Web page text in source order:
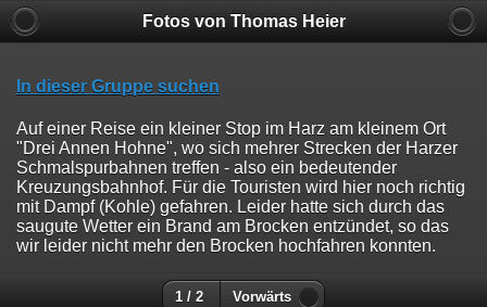
Fotos von Thomas Heier
In dieser Gruppe suchen
Auf einer Reise ein kleiner Stop im Harz am kleinem Ort
"Drei Annen Hohne", wo sich mehrer Strecken der Harzer
Schmalspurbahnen treffen - also ein bedeutender
Kreuzungsbahnhof. Für die Touristen wird hier noch richtig
mit Dampf (Kohle) gefahren. Leider hatte sich durch das
saugute Wetter ein Brand am Brocken entzündet, so das
wir leider nicht mehr den Brocken hochfahren konnten.
1 / 2 Vorwärts